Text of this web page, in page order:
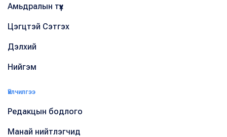
Амьдралын түүх
Цэгцтэй Сэтгэх
Дэлхий
Нийгэм
Үйлчилгээ
Редакцын бодлого
Манай нийтлэгчид